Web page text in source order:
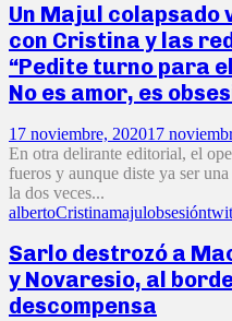
Un Majul colapsado
con Cristina y las
“Pedite turno para
No es amor, es
17 noviembre, 202017
En otra delirante editorial, el
fueros y aunque diste ya ser
la dos veces...
albertoCristinamajulobsesión
Sarlo destrozó a
y Novaresio, al
descompensa